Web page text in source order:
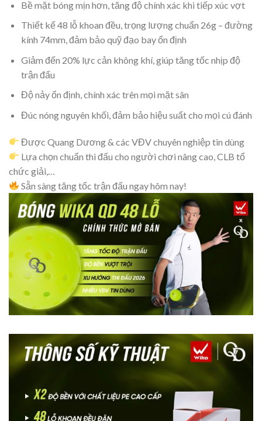
Bề mặt bóng mịn hơn, tăng độ chính xác khi tiếp xúc vợt
Thiết kế 48 lỗ khoan đều, trọng lượng chuẩn 26g – đường
kính 74mm, đảm bảo quỹ đạo bay ổn định
Giảm đến 20% lực cản không khí, giúp tăng tốc nhịp độ
trận đấu
Độ nảy ổn định, chính xác trên mọi mặt sân
Đúc nóng nguyên khối, đảm bảo hiệu suất cho mọi cú đánh
Được Quang Dương & các VĐV chuyên nghiệp tin dùng
Lựa chọn chuẩn thi đấu cho người chơi nâng cao, CLB tổ
chức giải,…
Sẵn sàng tăng tốc trận đấu ngay hôm nay!